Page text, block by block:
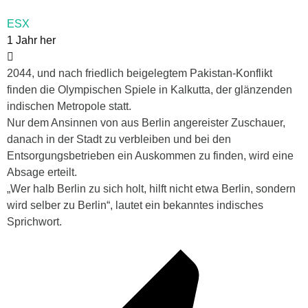
ESX
1 Jahr her
2044, und nach friedlich beigelegtem Pakistan-Konflikt
finden die Olympischen Spiele in Kalkutta, der glänzenden
indischen Metropole statt.
Nur dem Ansinnen von aus Berlin angereister Zuschauer,
danach in der Stadt zu verbleiben und bei den
Entsorgungsbetrieben ein Auskommen zu finden, wird eine
Absage erteilt.
„Wer halb Berlin zu sich holt, hilft nicht etwa Berlin, sondern
wird selber zu Berlin“, lautet ein bekanntes indisches
Sprichwort.